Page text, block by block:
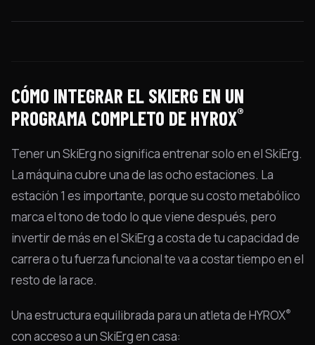
CÓMO INTEGRAR EL SKIERG EN UN
PROGRAMA COMPLETO DE HYROX®
Tener un SkiErg no significa entrenar solo en el SkiErg.
La máquina cubre una de las ocho estaciones. La
estación 1 es importante, porque su costo metabólico
marca el tono de todo lo que viene después, pero
invertir de más en el SkiErg a costa de tu capacidad de
carrera o tu fuerza funcional te va a costar tiempo en el
resto de la race.
Una estructura equilibrada para un atleta de HYROX®
con acceso a un SkiErg en casa: